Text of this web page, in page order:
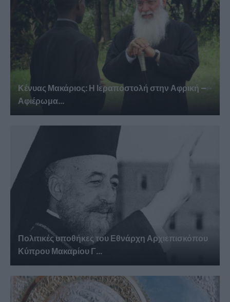
Κένυας Μακάριος: Η Ιεραποστολή στην Αφρική –
Αφιέρωμα...
Πολιτικές υποθήκες του Εθνάρχη Αρχιεπισκόπου
Κύπρου Μακαρίου Γ...